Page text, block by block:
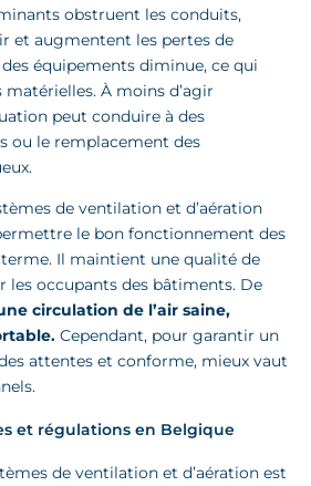
obstruent les conduits,
et augmentent les pertes de
équipements diminue, ce qui
À moins d’agir
peut conduire à des
ou le remplacement des
de ventilation et d’aération
le bon fonctionnement des
Il maintient une qualité de
les occupants des bâtiments. De
circulation de l’air saine,
Cependant, pour garantir un
attentes et conforme, mieux vaut
et régulations en Belgique
de ventilation et d’aération est